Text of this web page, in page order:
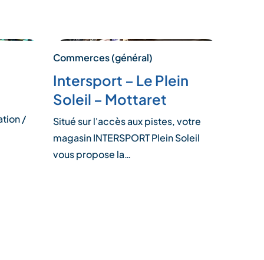
/
Commerces (général)
Intersport – Le Plein
Soleil – Mottaret
Situé sur l'accès aux pistes, votre
magasin INTERSPORT Plein Soleil
vous propose la…